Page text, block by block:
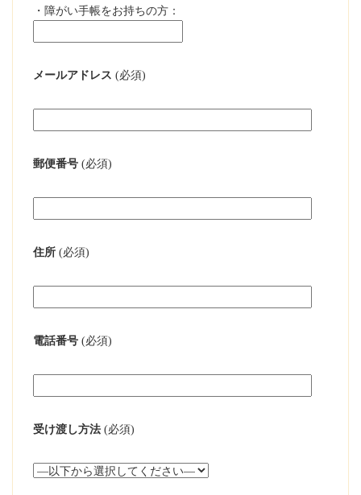
・障がい手帳をお持ちの方：
メールアドレス (必須)
郵便番号 (必須)
住所 (必須)
電話番号 (必須)
受け渡し方法 (必須)